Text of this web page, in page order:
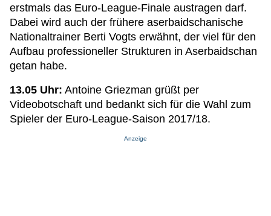
erstmals das Euro-League-Finale austragen darf.
Dabei wird auch der frühere aserbaidschanische
Nationaltrainer Berti Vogts erwähnt, der viel für den
Aufbau professioneller Strukturen in Aserbaidschan
getan habe.
13.05 Uhr: Antoine Griezman grüßt per
Videobotschaft und bedankt sich für die Wahl zum
Spieler der Euro-League-Saison 2017/18.
Anzeige